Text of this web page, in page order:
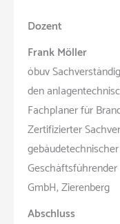
Dozent
Frank Möller
öbuv
den
Fachplaner für
Zertifizierter
GmbH, Zierenberg
Abschluss